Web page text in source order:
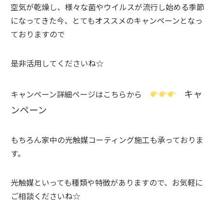
空気が乾燥し、様々な菌やウイルスが流行し始める季節
になってきた今、とてもオススメのキャンペーンとなっ
ておりますので
是非活用してくださいね☆
キャンペーン詳細ページはこちらから
キャ
ンペーン
もちろん家中の光触媒コーティング施工も承っておりま
す。
光触媒といっても種類や特徴がありますので、お気軽に
ご相談くださいね☆